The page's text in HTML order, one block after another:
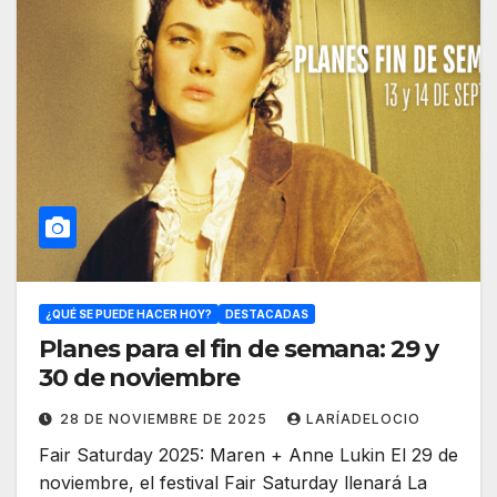
¿QUÉ SE PUEDE HACER HOY? DESTACADAS
Planes para el fin de semana: 29 y
30 de noviembre
28 DE NOVIEMBRE DE 2025 LARÍADELOCIO
Fair Saturday 2025: Maren + Anne Lukin El 29 de
noviembre, el festival Fair Saturday llenará La